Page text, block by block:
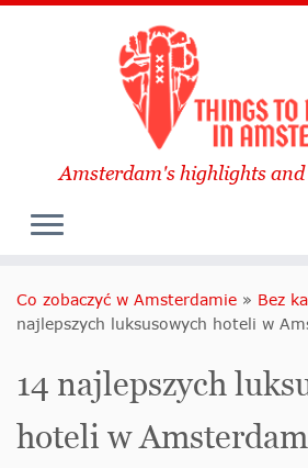
Amsterdam's highlights and
Co zobaczyć w Amsterdamie » Bez
najlepszych luksusowych hoteli w
14 najlepszych
hoteli w